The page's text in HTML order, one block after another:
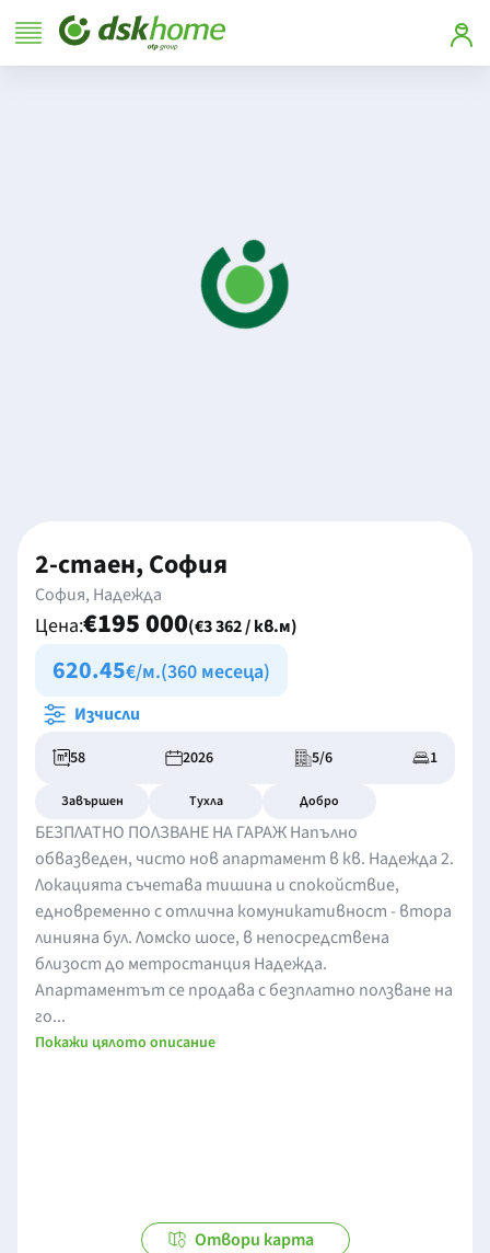
2-стаен, София
София, Надежда
Цена:€195 000(€3 362 / кв.м)
620.45€/м.(360 месеца)
Изчисли
58 2026 5/6 1
Завършен Тухла Добро
БЕЗПЛАТНО ПОЛЗВАНЕ НА ГАРАЖ Напълно
обвазведен, чисто нов апартамент в кв. Надежда 2.
Локацията съчетава тишина и спокойствие,
едновременно с отлична комуникативност - втора
линияна бул. Ломско шосе, в непосредствена
близост до метростанция Надежда.
Апартаментът се продава с безплатно ползване на
го...
Покажи цялото описание
Отвори карта